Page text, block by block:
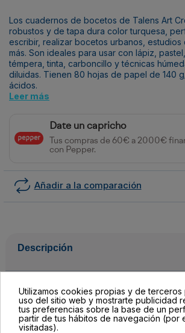
Los cuadernos de bocetos de Talens Art
robustos y de tapa dura color turquesa,
escribir, realizar bocetos urbanos, estudios
más. Son ideales para usar con lápiz,
témpera, tinta, carboncillo y técnicas
diluidas. Tienen 80 hojas de papel de 140
ácidos.
Leer más
Date un capricho
Tus compras de 60€ a 2000€
con Pepper.
Añadir a la comparación
Descripción
Detalles del producto
Utilizamos cookies propias y de terceros
uso del sitio web y mostrarte publicidad
tus preferencias sobre la base de un
partir de tus hábitos de navegación (por
visitadas).